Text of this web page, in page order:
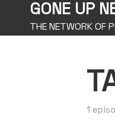
GONE UP
THE NETWORK OF
1